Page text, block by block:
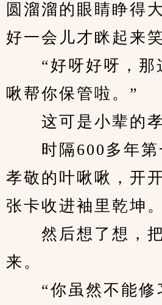
圆溜溜的眼睛睁得
好一会儿才眯起来笑
“好呀好呀，那
啾帮你保管啦。”
这可是小辈的孝
时隔600多年第
孝敬的叶啾啾，开
张卡收进袖里乾坤。
然后想了想，把
来。
“你虽然不能修